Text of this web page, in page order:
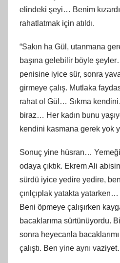
elindeki şeyi… Benim
rahatlatmak için atıldı.
“Sakın ha Gül, utanmana
başına gelebilir böyle
penisine iyice sür, sonra
girmeye çalış. Mutlaka
rahat ol Gül… Sıkma
biraz… Her kadın bunu
kendini kasmana gerek yok
Sonuç yine hüsran…
odaya çıktık. Ekrem Ali
sürdü iyice yedire yedire,
çırılçıplak yatakta
Beni öpmeye çalışırken
bacaklarıma sürtünüyordu.
sonra heyecanla
çalıştı. Ben yine aynı